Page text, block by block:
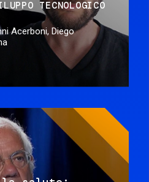
TECNOLOGICO
Acerboni, Diego